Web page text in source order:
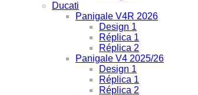
Ducati
Panigale V4R 2026
Design 1
Réplica 1
Réplica 2
Panigale V4 2025/26
Design 1
Réplica 1
Réplica 2